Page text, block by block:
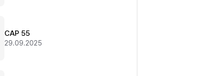
CAP 55
29.09.2025